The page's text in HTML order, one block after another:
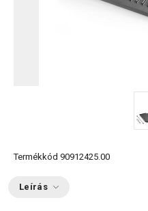
Termékkód 90912425.00
Leírás